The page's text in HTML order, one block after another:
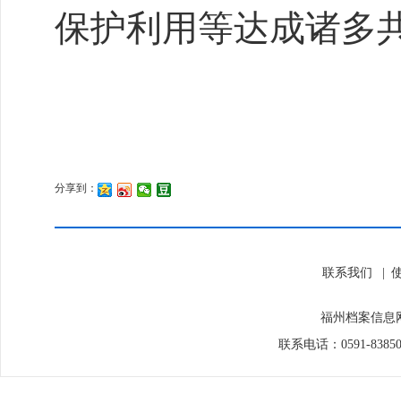
保护利用等达成诸多
分享到：
联系我们
福州档案信息
联系电话：0591-